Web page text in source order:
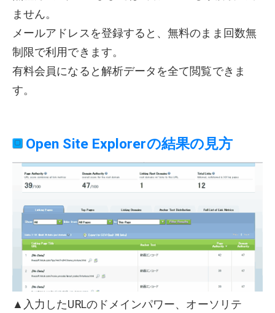
ません。
メールアドレスを登録すると、無料のまま回数無
制限で利用できます。
有料会員になると解析データを全て閲覧できま
す。
Open Site Explorerの結果の見方
▲入力したURLのドメインパワー、オーソリテ